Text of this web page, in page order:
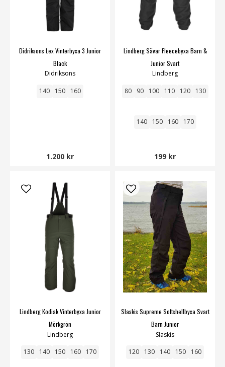
Didriksons Lex Vinterbyxa 3 Junior
Black
Didriksons
140 150 160
1.200 kr
Lindberg Sävar Fleecebyxa Barn &
Junior Svart
Lindberg
80 90 100 110 120 130
140 150 160 170
199 kr
Lindberg Kodiak Vinterbyxa Junior
Mörkgrön
Lindberg
130 140 150 160 170
Slaskis Supreme Softshellbyxa Svart
Barn Junior
Slaskis
120 130 140 150 160